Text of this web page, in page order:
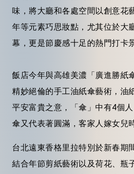
味，將大廳和各處空間以創意花
年等元素巧思妝點，尤其位於大
幕，更是節慶感十足的熱門打卡
飯店今年與高雄美濃「廣進勝紙
精妙絕倫的手工油紙傘藝術，油
平安富貴之意，「傘」中有4個
傘又代表著圓滿，客家人嫁女兒
台北遠東香格里拉特別於新春期
結合年節剪紙藝術以及荷花、瓶